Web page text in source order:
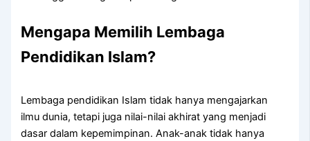
Mengapa Memilih Lembaga
Pendidikan Islam?
Lembaga pendidikan Islam tidak hanya mengajarkan
ilmu dunia, tetapi juga nilai-nilai akhirat yang menjadi
dasar dalam kepemimpinan. Anak-anak tidak hanya